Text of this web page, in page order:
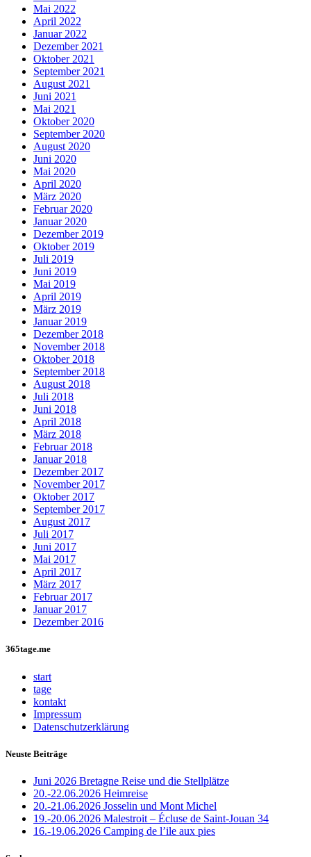
Mai 2022
April 2022
Januar 2022
Dezember 2021
Oktober 2021
September 2021
August 2021
Juni 2021
Mai 2021
Oktober 2020
September 2020
August 2020
Juni 2020
Mai 2020
April 2020
März 2020
Februar 2020
Januar 2020
Dezember 2019
Oktober 2019
Juli 2019
Juni 2019
Mai 2019
April 2019
März 2019
Januar 2019
Dezember 2018
November 2018
Oktober 2018
September 2018
August 2018
Juli 2018
Juni 2018
April 2018
März 2018
Februar 2018
Januar 2018
Dezember 2017
November 2017
Oktober 2017
September 2017
August 2017
Juli 2017
Juni 2017
Mai 2017
April 2017
März 2017
Februar 2017
Januar 2017
Dezember 2016
365tage.me
start
tage
kontakt
Impressum
Datenschutzerklärung
Neuste Beiträge
Juni 2026 Bretagne Reise und die Stellplätze
20.-22.06.2026 Heimreise
20.-21.06.2026 Josselin und Mont Michel
19.-20.06.2026 Malestroit – Écluse de Saint-Jouan 34
16.-19.06.2026 Camping de l’ile aux pies